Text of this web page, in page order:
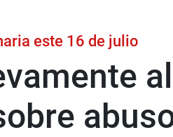
este 16 de julio